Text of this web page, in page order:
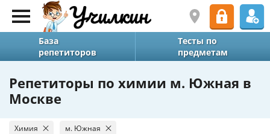
База
репетиторов
Тесты по
предметам
Репетиторы по химии м. Южная в
Москве
Химия м. Южная